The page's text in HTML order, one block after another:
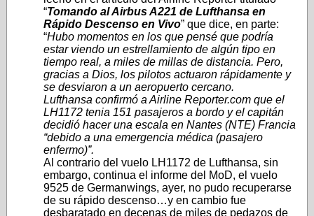
“Tomando al Airbus A221 de Lufthansa en
Rápido Descenso en Vivo” que dice, en parte:
“Hubo momentos en los que pensé que podría
estar viendo un estrellamiento de algún tipo en
tiempo real, a miles de millas de distancia. Pero,
gracias a Dios, los pilotos actuaron rápidamente y
se desviaron a un aeropuerto cercano.
Lufthansa confirmó a Airline Reporter.com que el
LH1172 tenia 151 pasajeros a bordo y el capitán
decidió hacer una escala en Nantes (NTE) Francia
“debido a una emergencia médica (pasajero
enfermo)”.
Al contrario del vuelo LH1172 de Lufthansa, sin
embargo, continua el informe del MoD, el vuelo
9525 de Germanwings, ayer, no pudo recuperarse
de su rápido descenso…y en cambio fue
desbaratado en decenas de miles de pedazos de